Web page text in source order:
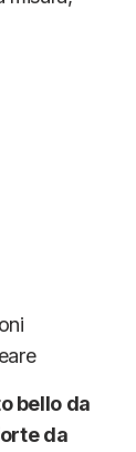
bello da
da